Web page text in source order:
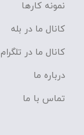
نمونه کارها
کانال ما در بله
کانال ما در تلگرام
درباره ما
تماس با ما